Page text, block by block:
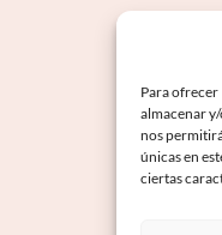
Para ofrecer
almacenar
nos
únicas en
ciertas